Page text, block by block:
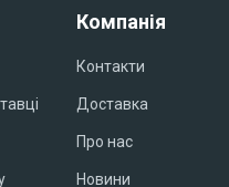
Компанія
Контакти
Доставка
Про нас
Новини